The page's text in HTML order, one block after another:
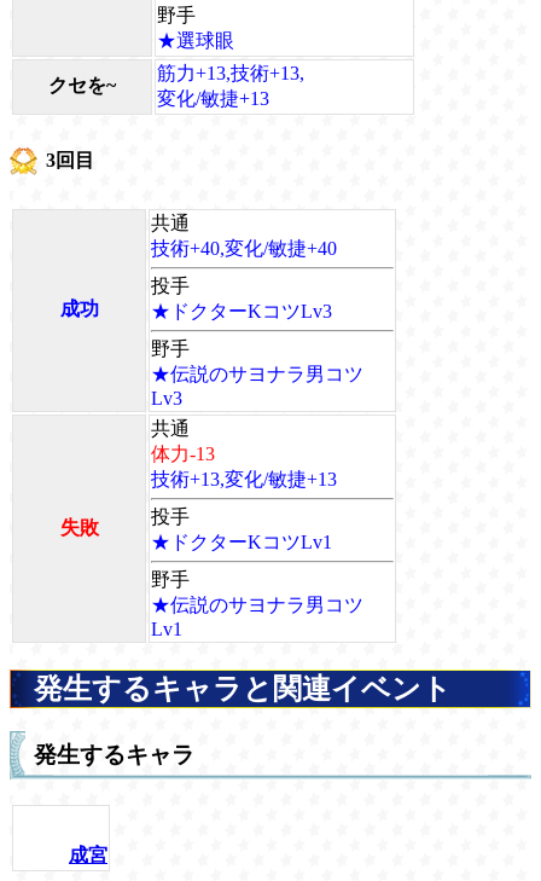
野手
★選球眼
クセを~
筋力+13,技術+13,
変化/敏捷+13
3回目
成功
共通
技術+40,変化/敏捷+40
投手
★ドクターKコツLv3
野手
★伝説のサヨナラ男コツ
Lv3
失敗
共通
体力-13
技術+13,変化/敏捷+13
投手
★ドクターKコツLv1
野手
★伝説のサヨナラ男コツ
Lv1
発生するキャラと関連イベント
発生するキャラ
成宮